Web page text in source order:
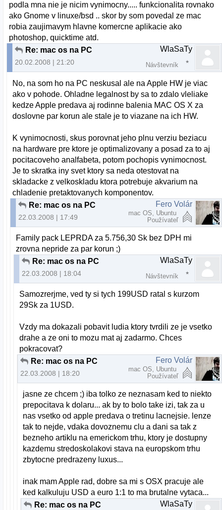
podla mna nie je nicim vynimocny..... funkcionalita rovnako
ako Gnome v linuxe/bsd .. skor by som povedal ze mac
robia zaujimavym hlavne komercne aplikacie ako
photoshop, quicktime atd.
Re: mac os na PC
20.02.2008 | 21:20
WlaSaTy
Návštevník
No, na som ho na PC neskusal ale na Apple HW je viac
ako v pohode. Ohladne legalnost by sa to zdalo vleliake
kedze Apple predava aj rodinne balenia MAC OS X za
doslovne par korun ale stale je to viazane na ich HW.
K vynimocnosti, skus porovnat jeho plnu verziu beziacu
na hardware pre ktore je optimalizovany a posad za to aj
pocitacoveho analfabeta, potom pochopis vynimocnost.
Je to skratka iny svet ktory sa neda otestovat na
skladacke z velkoskladu ktora potrebuje akvarium na
chladenie pretaktovanych komponentov.
Re: mac os na PC
22.03.2008 | 17:49
Fero Volár
mac OS, Ubuntu
Používateľ
Family pack LEPRDA za 5.756,30 Sk bez DPH mi
zrovna nepride za par korun ;)
Re: mac os na PC
22.03.2008 | 18:04
WlaSaTy
Návštevník
Samozrerjme, ved ty si tych 199USD ratal s kurzom
29Sk za 1USD.
Vzdy ma dokazali pobavit ludia ktory tvrdili ze je vsetko
drahe a ze oni to mozu mat aj zadarmo. Chces
pokracovat?
Re: mac os na PC
22.03.2008 | 18:20
Fero Volár
mac OS, Ubuntu
Používateľ
jasne ze chcem ;) iba tolko ze neznasam ked to niekto
prepocitava k dolaru... ak by to bolo take izi, tak za u
nas vsetko od apple predava o tretinu lacnejsie. lenze
tak to nejde, vdaka dovoznemu clu a dani sa tak z
bezneho artiklu na emerickom trhu, ktory je dostupny
kazdemu stredoskolakovi stava na europskom trhu
zbytocne predrazeny luxus...
inak mam Apple rad, dobre sa mi s OSX pracuje ale
ked kalkuluju USD a euro 1:1 to ma brutalne vytaca...
Re: mac os na PC
WlaSaTy